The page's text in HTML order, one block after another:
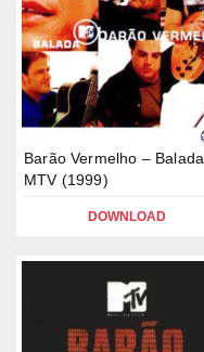
Barão Vermelho – Balada
MTV (1999)
DOWNLOAD